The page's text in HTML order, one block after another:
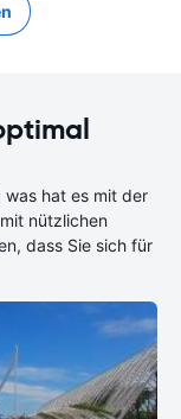
was hat es mit der
nützlichen
dass Sie sich für